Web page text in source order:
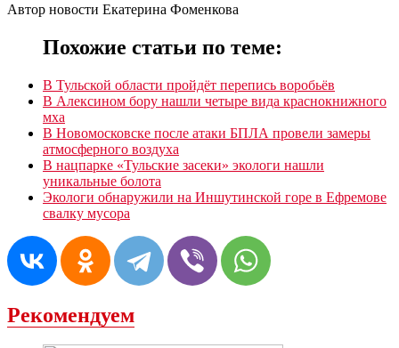
Автор новости Екатерина Фоменкова
Похожие статьи по теме:
В Тульской области пройдёт перепись воробьёв
В Алексином бору нашли четыре вида краснокнижного
мха
В Новомосковске после атаки БПЛА провели замеры
атмосферного воздуха
В нацпарке «Тульские засеки» экологи нашли
уникальные болота
Экологи обнаружили на Иншутинской горе в Ефремове
свалку мусора
Рекомендуем